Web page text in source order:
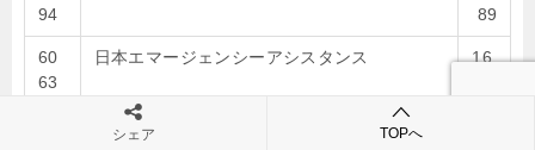
94
89
60
63
日本エマージェンシーアシスタンス
16.
住友金属鉱山
シェア TOPへ